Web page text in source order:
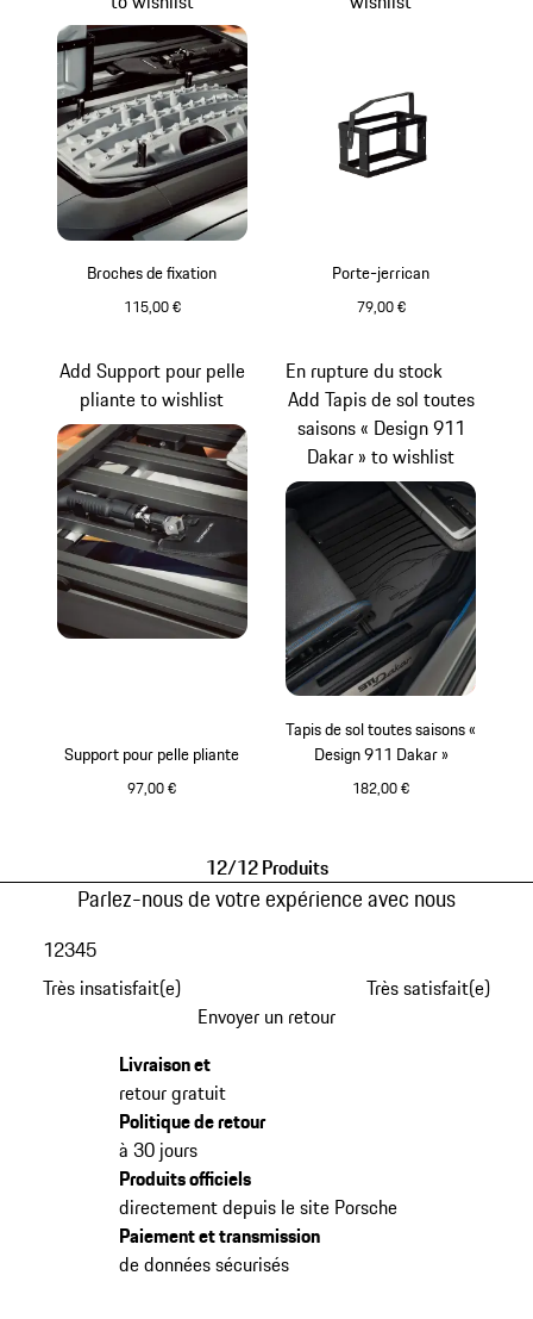
Broches de fixation
115,00 €
Porte-jerrican
79,00 €
Support pour pelle pliante
97,00 €
Add Support pour pelle
pliante to wishlist
Tapis de sol toutes saisons «
Design 911 Dakar »
182,00 €
En rupture du stock
Add Tapis de sol toutes
saisons « Design 911
Dakar » to wishlist
12/12 Produits
Parlez-nous de votre expérience avec nous
Très insatisfait(e)
12345
Très satisfait(e)
Envoyer un retour
Livraison et
retour gratuit
Politique de retour
à 30 jours
Produits officiels
directement depuis le site Porsche
Paiement et transmission
de données sécurisés